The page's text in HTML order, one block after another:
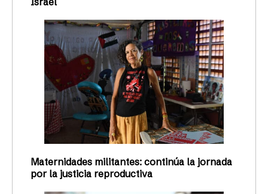
Maternidades militantes: continúa la jornada
por la justicia reproductiva